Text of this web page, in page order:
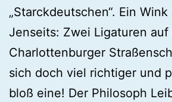
„Starckdeutschen“. Ein Wink
Jenseits: Zwei Ligaturen auf
Charlottenburger
sich doch viel richtiger und
bloß eine! Der Philosoph